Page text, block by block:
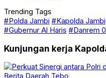
Trending Tags
#Polda Jambi #Kapolda Jambi
#Gubernur Al Haris #Danrem
Kunjungan kerja
Berita Daerah Tebo